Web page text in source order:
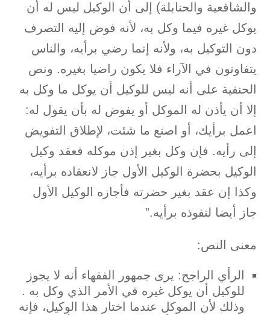
والشافعية والحنابلة) إلى أن الوكيل ليس له أن
يوكل غيره فيما وكل به، لأنه فوض إليه التصرف
دون التوكيل به، ولأنه إنما رضي برأيه، والناس
يتفاوتون في الآراء فلا يكون راضيا بغيره. ونص
الحنفية على أنه ليس للوكيل أن يوكل ما وكل به
إلا أن يأذن له الموكل أو يفوض له بأن يقول له:
اعمل برأيك، أو اصنع ما شئت، لإطلاق التفويض
إلى رأيه. فإن وكل بغير إذن موكله فعقد وكيل
الوكيل بحضرة الوكيل الأول جاز لانعقاده برأيه،
وكذا إن عقد بغير حضرته فأجازه الوكيل الأول
جاز أيضا لنفوذه برأيه.”
معنى النص:
الرأي الراجح: يرى جمهور الفقهاء أنه لا يجوز
للوكيل أن يوكل غيره في الأمر الذي وكل به .
وذلك لأن الموكل عندما اختار هذا الوكيل، فإنه